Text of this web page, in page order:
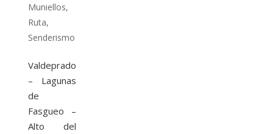
Muniellos,
Ruta,
Senderismo
Valdeprado
– Lagunas
de
Fasgueo –
Alto del